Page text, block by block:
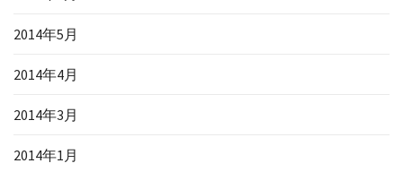
2014年5月
2014年4月
2014年3月
2014年1月